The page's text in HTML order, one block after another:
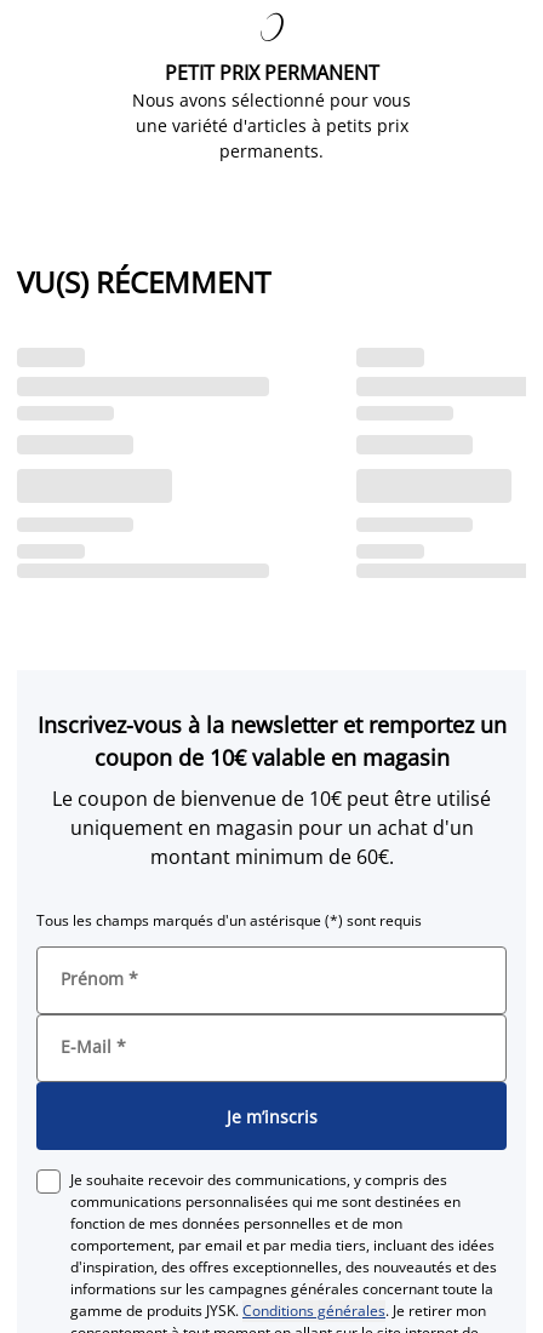

PETIT PRIX PERMANENT
Nous avons sélectionné pour vous
une variété d'articles à petits prix
permanents.
VU(S) RÉCEMMENT
Inscrivez-vous à la newsletter et remportez un
coupon de 10€ valable en magasin
Le coupon de bienvenue de 10€ peut être utilisé
uniquement en magasin pour un achat d'un
montant minimum de 60€.
Tous les champs marqués d'un astérisque (*) sont requis
Prénom *
E-Mail *
Je m’inscris
Je souhaite recevoir des communications, y compris des
communications personnalisées qui me sont destinées en
fonction de mes données personnelles et de mon
comportement, par email et par media tiers, incluant des idées
d'inspiration, des offres exceptionnelles, des nouveautés et des
informations sur les campagnes générales concernant toute la
gamme de produits JYSK.Conditions générales. Je retirer mon